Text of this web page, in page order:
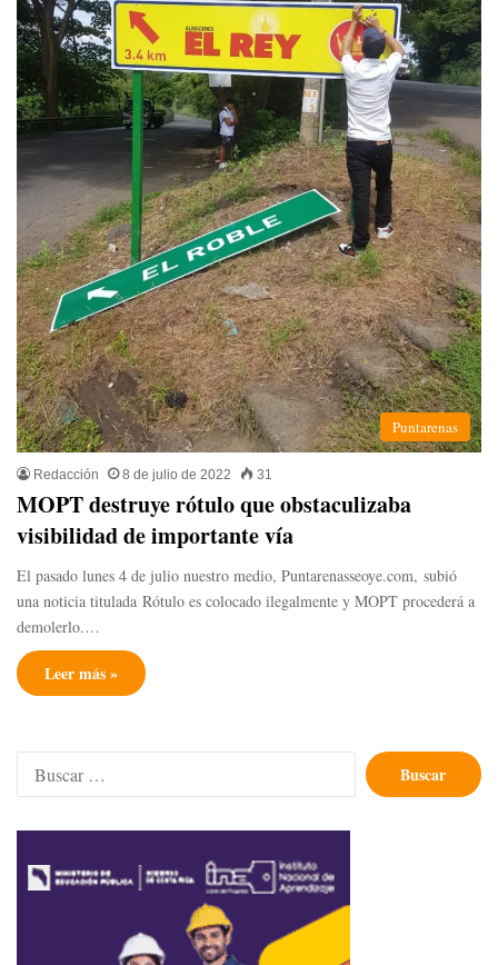
Puntarenas
Redacción 8 de julio de 2022 31
MOPT destruye rótulo que obstaculizaba
visibilidad de importante vía
El pasado lunes 4 de julio nuestro medio, Puntarenasseoye.com, subió
una noticia titulada Rótulo es colocado ilegalmente y MOPT procederá a
demolerlo.…
Leer más »
Buscar: